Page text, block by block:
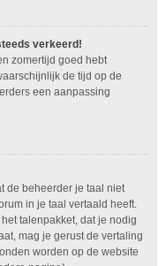
verkeerd!
zomertijd goed hebt
de tijd op de
een aanpassing
de beheerder je taal niet
in je taal vertaald heeft.
talenpakket, dat je nodig
mag je gerust de vertaling
worden op de website